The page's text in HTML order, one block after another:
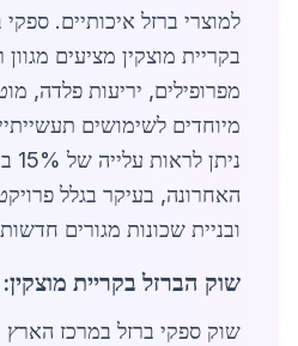
למוצרי ברזל איכותיים.
בקריית מוצקין מציעים
מפרופילים, יריעות פלדה,
מיוחדים לשימושים
האחרונה, בעיקר בגלל
ובניית שכונות מגורים
שוק הברזל בקריית
שוק ספקי ברזל במרכז הארץ